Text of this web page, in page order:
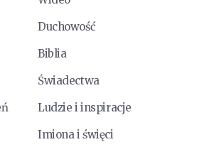
Duchowość
Biblia
Świadectwa
Ludzie i inspiracje
Imiona i święci